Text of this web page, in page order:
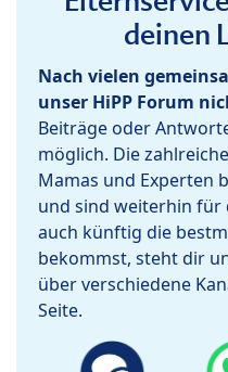
deinen
Nach vielen
unser HiPP Forum
Beiträge oder
möglich. Die
Mamas und Experten
und sind weiterhin für
auch künftig die
bekommst, steht dir
über verschiedene
Seite.